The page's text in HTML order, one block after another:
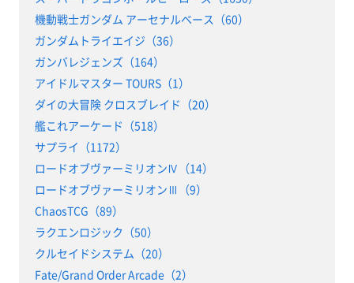
機動戦士ガンダム アーセナルベース（60）
ガンダムトライエイジ（36）
ガンバレジェンズ（164）
アイドルマスター TOURS（1）
ダイの大冒険 クロスブレイド（20）
艦これアーケード（518）
サプライ（1172）
ロードオブヴァーミリオンⅣ（14）
ロードオブヴァーミリオンⅢ（9）
ChaosTCG（89）
ラクエンロジック（50）
クルセイドシステム（20）
Fate/Grand Order Arcade（2）